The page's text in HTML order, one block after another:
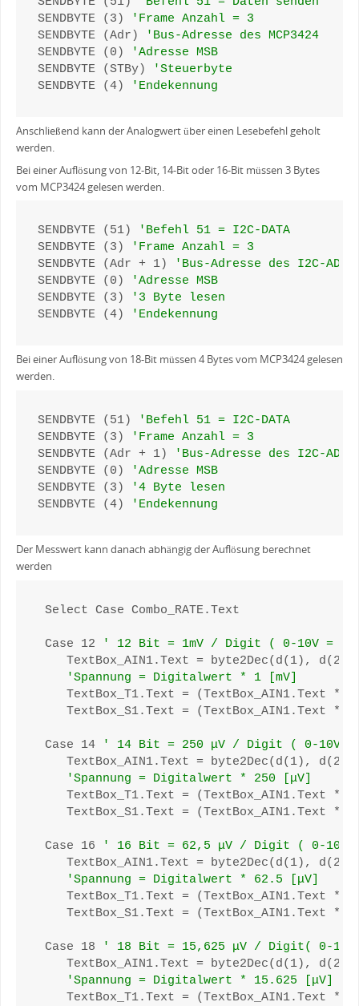
SENDBYTE (3)
'Frame Anzahl = 3
SENDBYTE (Adr)
'Bus-Adresse des MCP3424
SENDBYTE (0)
'Adresse MSB
SENDBYTE (STBy)
'Steuerbyte
SENDBYTE (4)
'Endekennung
Anschließend kann der Analogwert über einen Lesebefehl geholt
werden.
Bei einer Auflösung von 12-Bit, 14-Bit oder 16-Bit müssen 3 Bytes
vom MCP3424 gelesen werden.
SENDBYTE (51)
'Befehl 51 = I2C-DATA
SENDBYTE (3)
'Frame Anzahl = 3
SENDBYTE (Adr + 1)
'Bus-Adresse des I2C-ADC
SENDBYTE (0)
'Adresse MSB
SENDBYTE (3)
'3 Byte lesen
SENDBYTE (4)
'Endekennung
Bei einer Auflösung von 18-Bit müssen 4 Bytes vom MCP3424 gelesen
werden.
SENDBYTE (51)
'Befehl 51 = I2C-DATA
SENDBYTE (3)
'Frame Anzahl = 3
SENDBYTE (Adr + 1)
'Bus-Adresse des I2C-ADC
SENDBYTE (0)
'Adresse MSB
SENDBYTE (3)
'4 Byte lesen
SENDBYTE (4)
'Endekennung
Der Messwert kann danach abhängig der Auflösung berechnet
werden
Select Case Combo_RATE.Text
Case 12
' 12 Bit = 1mV / Digit ( 0-10V = 0-
    TextBox_AIN1.Text = byte2Dec(d(1), d(2))
'Spannung = Digitalwert * 1 [mV]
TextBox_T1.Text = (TextBox_AIN1.Text *
TextBox_S1.Text = (TextBox_AIN1.Text *
Case 14
' 14 Bit = 250 μV / Digit ( 0-10V
    TextBox_AIN1.Text = byte2Dec(d(1), d(2))
'Spannung = Digitalwert * 250 [μV]
TextBox_T1.Text = (TextBox_AIN1.Text *
TextBox_S1.Text = (TextBox_AIN1.Text *
Case 16
' 16 Bit = 62,5 μV / Digit ( 0-10V
    TextBox_AIN1.Text = byte2Dec(d(1), d(2))
'Spannung = Digitalwert * 62.5 [μV]
TextBox_T1.Text = (TextBox_AIN1.Text *
TextBox_S1.Text = (TextBox_AIN1.Text *
Case 18
' 18 Bit = 15,625 μV / Digit( 0-10V
TextBox_AIN1.Text = byte2Dec(d(1), d(2),
'Spannung = Digitalwert * 15.625 [μV]
TextBox_T1.Text = (TextBox_AIN1.Text *